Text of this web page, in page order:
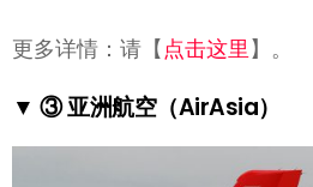
更多详情：请【 点击这里 】。
▼ ③ 亚洲航空（AirAsia）